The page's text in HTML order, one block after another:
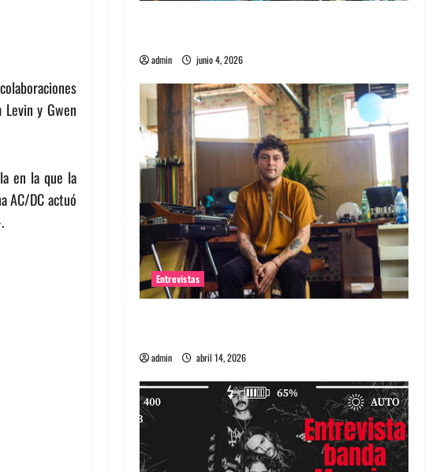
y Gwen
en la que la
AC/DC actuó
admin junio 4, 2026
Entrevistas
admin abril 14, 2026